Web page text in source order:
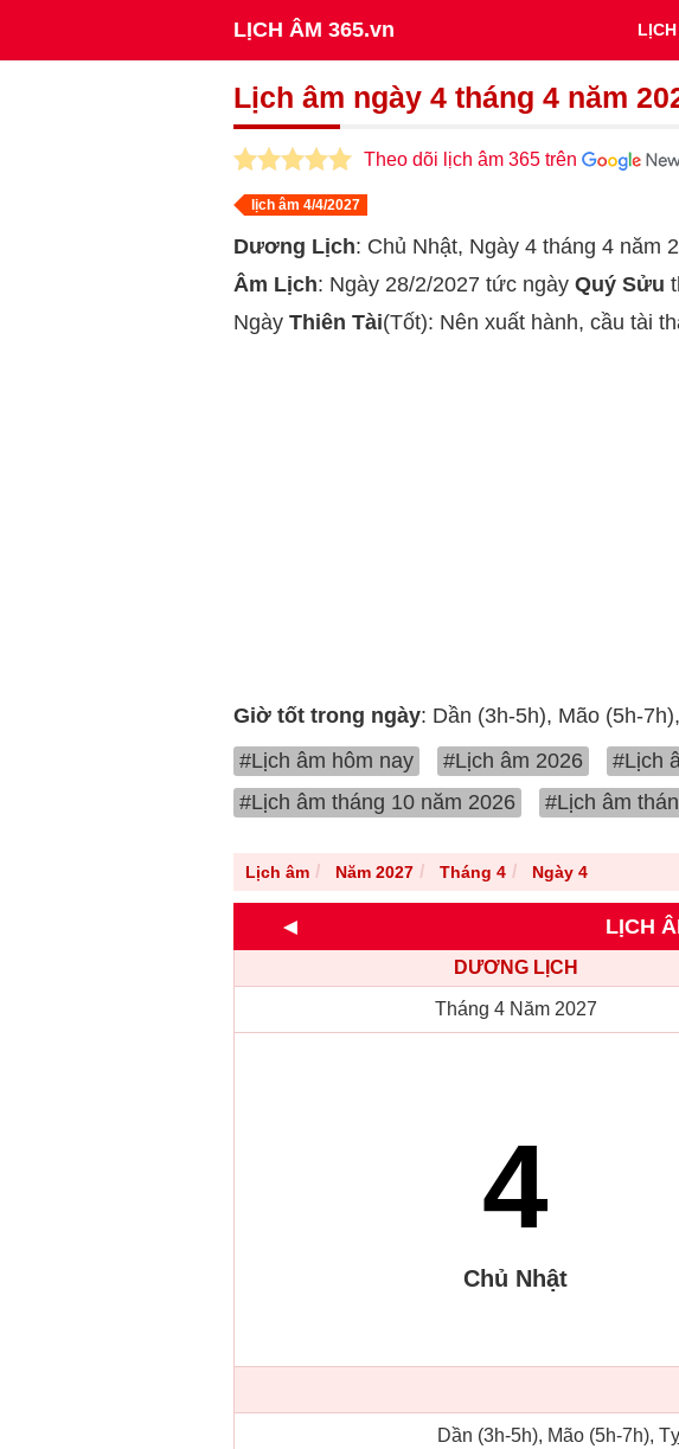
LỊCH ÂM 365.vn
Lịch âm ngày 4 tháng 4 năm
Theo dõi lịch âm 365 trên
lịch âm 4/4/2027
Dương Lịch: Chủ Nhật, Ngày 4 tháng 4 năm
Âm Lịch: Ngày 28/2/2027 tức ngày Quý Sửu
Ngày Thiên Tài(Tốt): Nên xuất hành, cầu tài
Giờ tốt trong ngày: Dần (3h-5h), Mão (5h-
#Lịch âm hôm nay
#Lịch âm 2026 #Lịch
#Lịch âm tháng 10 năm 2026
#Lịch âm
Lịch âm Năm 2027 Tháng 4 Ngày 4
◄ LỊCH
DƯƠNG LỊCH
Tháng 4 Năm 2027
4
Chủ Nhật
Dần (3h-5h), Mão (5h-7h),